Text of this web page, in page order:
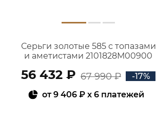
Серьги золотые 585 с топазами
и аметистами 2101828М00900
56 432 ₽ 67 990 ₽
-17%
от9 406 ₽ x 6 платежей